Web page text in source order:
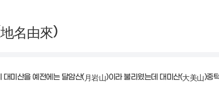
地名由來)
대미산을 예전에는 달암산(月岩山)이라 불리웠는데 대미산(大美山)중